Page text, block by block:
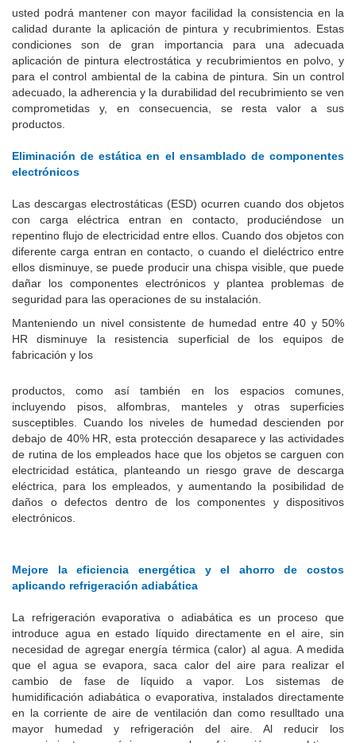
usted podrá mantener con mayor facilidad la consistencia en la
calidad durante la aplicación de pintura y recubrimientos. Estas
condiciones son de gran importancia para una adecuada
aplicación de pintura electrostática y recubrimientos en polvo, y
para el control ambiental de la cabina de pintura. Sin un control
adecuado, la adherencia y la durabilidad del recubrimiento se ven
comprometidas y, en consecuencia, se resta valor a sus
productos.
Eliminación de estática en el ensamblado de componentes
electrónicos
Las descargas electrostáticas (ESD) ocurren cuando dos objetos
con carga eléctrica entran en contacto, produciéndose un
repentino flujo de electricidad entre ellos. Cuando dos objetos con
diferente carga entran en contacto, o cuando el dieléctrico entre
ellos disminuye, se puede producir una chispa visible, que puede
dañar los componentes electrónicos y plantea problemas de
seguridad para las operaciones de su instalación.
Manteniendo un nivel consistente de humedad entre 40 y 50%
HR disminuye la resistencia superficial de los equipos de
fabricación y los
productos, como así también en los espacios comunes,
incluyendo pisos, alfombras, manteles y otras superficies
susceptibles. Cuando los niveles de humedad descienden por
debajo de 40% HR, esta protección desaparece y las actividades
de rutina de los empleados hace que los objetos se carguen con
electricidad estática, planteando un riesgo grave de descarga
eléctrica, para los empleados, y aumentando la posibilidad de
daños o defectos dentro de los componentes y dispositivos
electrónicos.
Mejore la eficiencia energética y el ahorro de costos
aplicando refrigeración adiabática
La refrigeración evaporativa o adiabática es un proceso que
introduce agua en estado líquido directamente en el aire, sin
necesidad de agregar energía térmica (calor) al agua. A medida
que el agua se evapora, saca calor del aire para realizar el
cambio de fase de líquido a vapor. Los sistemas de
humidificación adiabática o evaporativa, instalados directamente
en la corriente de aire de ventilación dan como resulltado una
mayor humedad y refrigeración del aire. Al reducir los